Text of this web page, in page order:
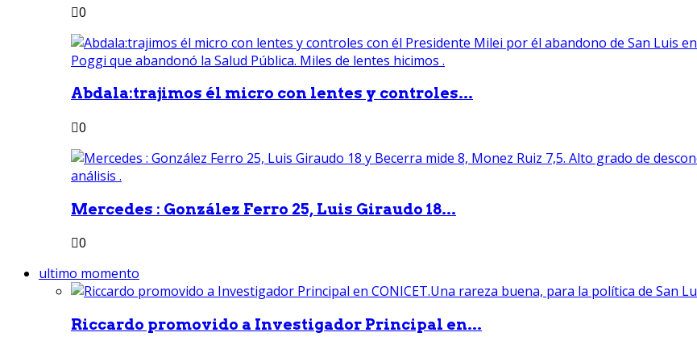
0
Abdala:trajimos él micro con lentes y controles...
0
Mercedes : González Ferro 25, Luis Giraudo 18...
0
ultimo momento
Riccardo promovido a Investigador Principal en...